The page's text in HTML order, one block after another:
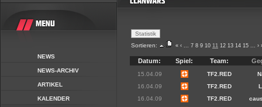
NEWS
NEWS-ARCHIV
ARTIKEL
KALENDER
Sortieren: « ‹ ... 7 8 9 10 11 12 13 14 15 ... ›
Datum: Spiel: Team:
15.04.09 TF2.RED
16.04.09
TF2.RED
16.04.09
TF2.RED